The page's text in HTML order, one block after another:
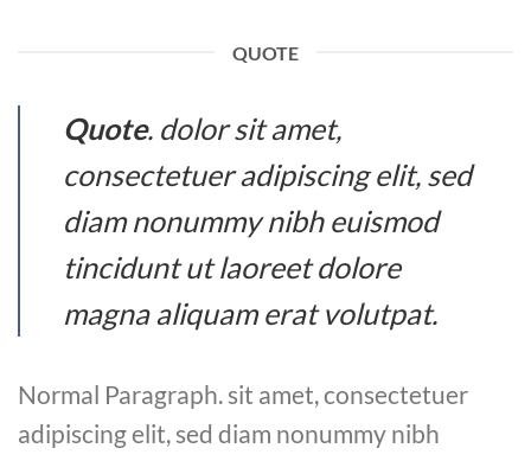
QUOTE
Quote. dolor sit amet,
consectetuer adipiscing elit, sed
diam nonummy nibh euismod
tincidunt ut laoreet dolore
magna aliquam erat volutpat.
Normal Paragraph. sit amet, consectetuer
adipiscing elit, sed diam nonummy nibh